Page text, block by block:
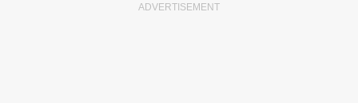
ADVERTISEMENT